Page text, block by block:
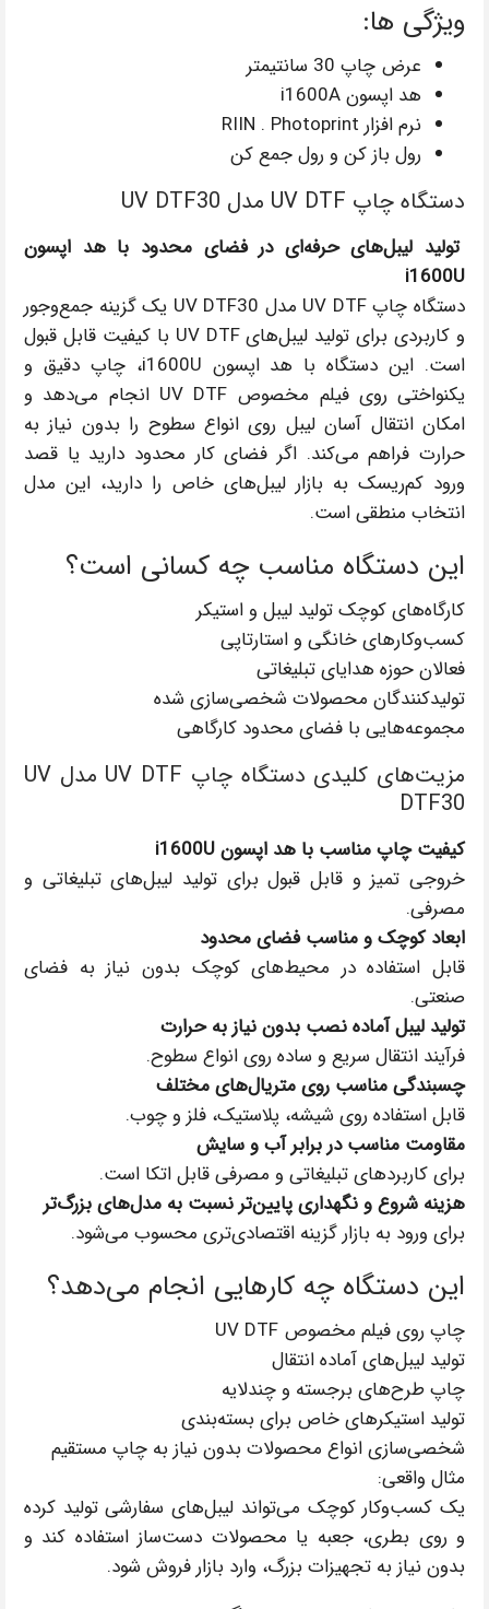
ویژگی ها:
عرض چاپ 30 سانتیمتر
هد اپسون i1600A
نرم افزار RIIN . Photoprint
رول باز کن و رول جمع کن
دستگاه چاپ UV DTF مدل UV DTF30
تولید لیبل‌های حرفه‌ای در فضای محدود با هد اپسون
i1600U
دستگاه چاپ UV DTF مدل UV DTF30 یک گزینه جمع‌وجور
و کاربردی برای تولید لیبل‌های UV DTF با کیفیت قابل قبول
است. این دستگاه با هد اپسون i1600U، چاپ دقیق و
یکنواختی روی فیلم مخصوص UV DTF انجام می‌دهد و
امکان انتقال آسان لیبل روی انواع سطوح را بدون نیاز به
حرارت فراهم می‌کند. اگر فضای کار محدود دارید یا قصد
ورود کم‌ریسک به بازار لیبل‌های خاص را دارید، این مدل
انتخاب منطقی است.
این دستگاه مناسب چه کسانی است؟
کارگاه‌های کوچک تولید لیبل و استیکر
کسب‌وکارهای خانگی و استارتاپی
فعالان حوزه هدایای تبلیغاتی
تولیدکنندگان محصولات شخصی‌سازی شده
مجموعه‌هایی با فضای محدود کارگاهی
مزیت‌های کلیدی دستگاه چاپ UV DTF مدل UV
DTF30
کیفیت چاپ مناسب با هد اپسون i1600U
خروجی تمیز و قابل قبول برای تولید لیبل‌های تبلیغاتی و
مصرفی.
ابعاد کوچک و مناسب فضای محدود
قابل استفاده در محیط‌های کوچک بدون نیاز به فضای
صنعتی.
تولید لیبل آماده نصب بدون نیاز به حرارت
فرآیند انتقال سریع و ساده روی انواع سطوح.
چسبندگی مناسب روی متریال‌های مختلف
قابل استفاده روی شیشه، پلاستیک، فلز و چوب.
مقاومت مناسب در برابر آب و سایش
برای کاربردهای تبلیغاتی و مصرفی قابل اتکا است.
هزینه شروع و نگهداری پایین‌تر نسبت به مدل‌های بزرگ‌تر
برای ورود به بازار گزینه اقتصادی‌تری محسوب می‌شود.
این دستگاه چه کارهایی انجام می‌دهد؟
چاپ روی فیلم مخصوص UV DTF
تولید لیبل‌های آماده انتقال
چاپ طرح‌های برجسته و چندلایه
تولید استیکرهای خاص برای بسته‌بندی
شخصی‌سازی انواع محصولات بدون نیاز به چاپ مستقیم
مثال واقعی:
یک کسب‌وکار کوچک می‌تواند لیبل‌های سفارشی تولید کرده
و روی بطری، جعبه یا محصولات دست‌ساز استفاده کند و
بدون نیاز به تجهیزات بزرگ، وارد بازار فروش شود.